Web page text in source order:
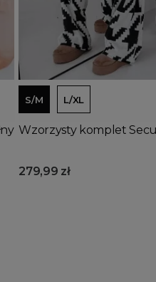
Dodaj do
S/M L/XL
Wzorzysty komplet
279,99 zł